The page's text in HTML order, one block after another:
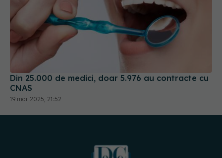
Din 25.000 de medici, doar 5.976 au contracte cu
CNAS
19 mar 2025, 21:52